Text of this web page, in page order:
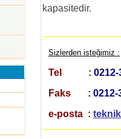
kapasitedir.
Sizlerden isteğimiz :
Tel : 0212-
Faks : 0212-
e-posta :